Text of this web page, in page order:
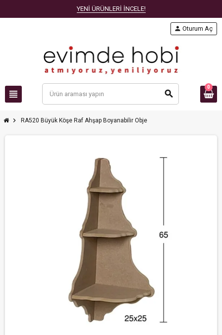
YENİ ÜRÜNLERİ İNCELE!
view_headline search
person Oturum Aç
0
chevron_right RA520 Büyük Köşe Raf Ahşap Boyanabilir Obje